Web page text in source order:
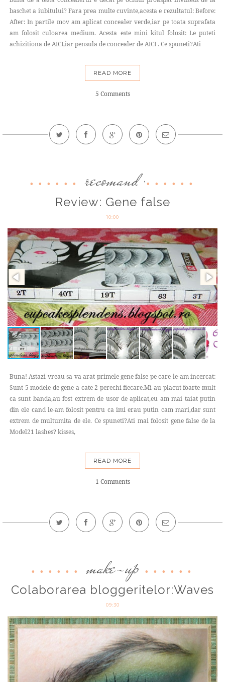
baschet a iubitului? Fara prea multe cuvinte,acesta e rezultatul: Before:
After: In partile mov am aplicat concealer verde,iar pe toata suprafata
am folosit culoarea medium. Acesta este mini kitul folosit: Le puteti
achizitiona de AICI,iar pensula de concealer de AICI . Ce spuneti?Ati
READ MORE
5 Comments
recomand ,
Review: Gene false
10:00
Buna! Astazi vreau sa va arat primele gene false pe care le-am incercat:
Sunt 5 modele de gene a cate 2 perechi fiecare.Mi-au placut foarte mult
ca sunt banda,au fost extrem de usor de aplicat,eu am mai taiat putin
din ele cand le-am folosit pentru ca imi erau putin cam mari,dar sunt
extrem de multumita de ele. Ce spuneti?Ati mai folosit gene false de la
Model21 lashes? kisses,
READ MORE
1 Comments
make-up
Colaborarea bloggeritelor:Waves
09:30